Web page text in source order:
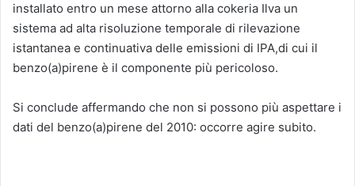
installato entro un mese attorno alla cokeria Ilva un
sistema ad alta risoluzione temporale di rilevazione
istantanea e continuativa delle emissioni di IPA,di cui il
benzo(a)pirene è il componente più pericoloso.
Si conclude affermando che non si possono più aspettare i
dati del benzo(a)pirene del 2010: occorre agire subito.